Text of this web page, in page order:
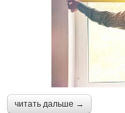
читать дальше →